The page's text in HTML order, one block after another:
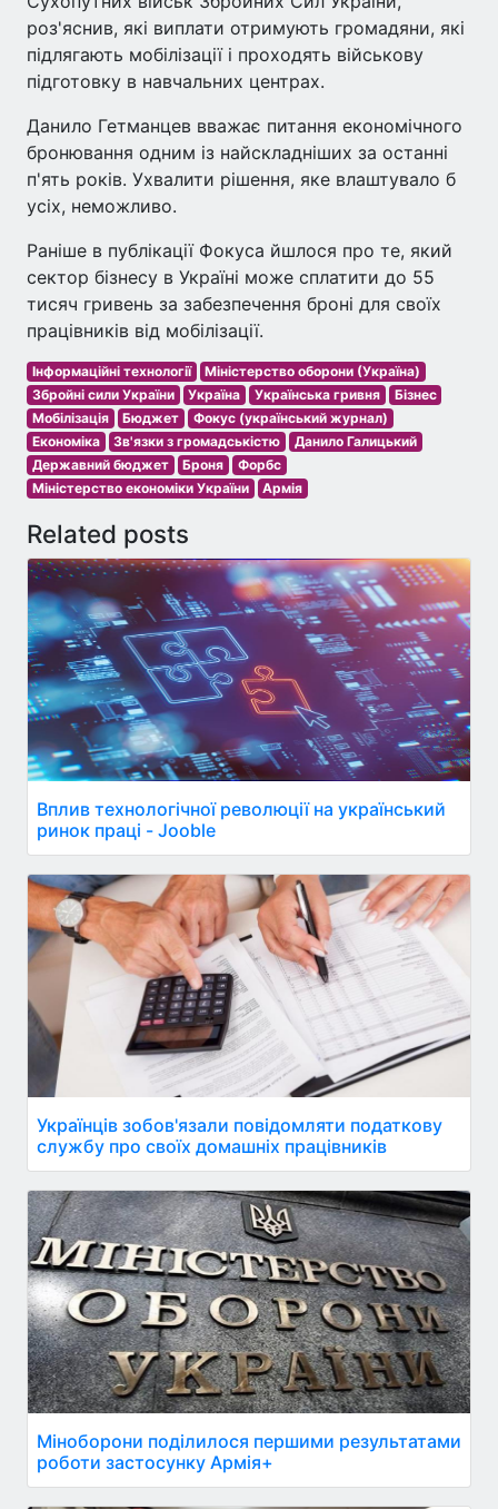
роз'яснив, які виплати отримують громадяни, які
підлягають мобілізації і проходять військову
підготовку в навчальних центрах.
Данило Гетманцев вважає питання економічного
бронювання одним із найскладніших за останні
п'ять років. Ухвалити рішення, яке влаштувало б
усіх, неможливо.
Раніше в публікації Фокуса йшлося про те, який
сектор бізнесу в Україні може сплатити до 55
тисяч гривень за забезпечення броні для своїх
працівників від мобілізації.
Інформаційні технології
Міністерство оборони (Україна)
Збройні сили України
Україна Українська гривня
Бізнес
Мобілізація
Бюджет
Фокус (український журнал)
Економіка
Зв'язки з громадськістю
Данило Галицький
Державний бюджет
Броня
Форбс
Міністерство економіки України
Армія
Related posts
Вплив технологічної революції на український
ринок праці - Jooble
Українців зобов'язали повідомляти податкову
службу про своїх домашніх працівників
Міноборони поділилося першими результатами
роботи застосунку Армія+